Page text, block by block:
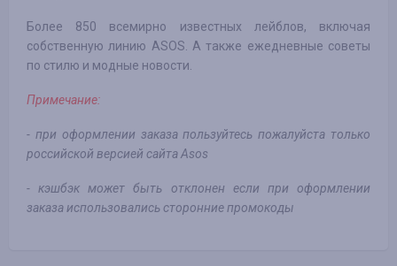
Более 850 всемирно известных лейблов, включая
собственную линию ASOS. А также ежедневные советы
по стилю и модные новости.
Примечание:
- при оформлении заказа пользуйтесь пожалуйста только
российской версией сайта Asos
- кэшбэк может быть отклонен если при оформлении
заказа использовались сторонние промокоды